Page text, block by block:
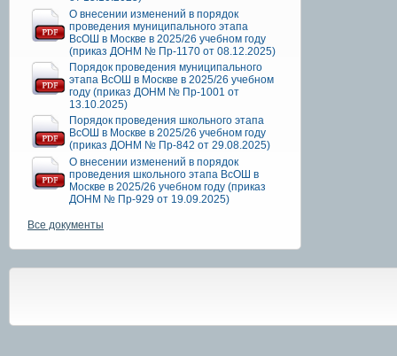
О внесении изменений в порядок
проведения муниципального этапа
ВсОШ в Москве в 2025/26 учебном году
(приказ ДОНМ № Пр-1170 от 08.12.2025)
Порядок проведения муниципального
этапа ВсОШ в Москве в 2025/26 учебном
году (приказ ДОНМ № Пр-1001 от
13.10.2025)
Порядок проведения школьного этапа
ВсОШ в Москве в 2025/26 учебном году
(приказ ДОНМ № Пр-842 от 29.08.2025)
О внесении изменений в порядок
проведения школьного этапа ВсОШ в
Москве в 2025/26 учебном году (приказ
ДОНМ № Пр-929 от 19.09.2025)
Все документы